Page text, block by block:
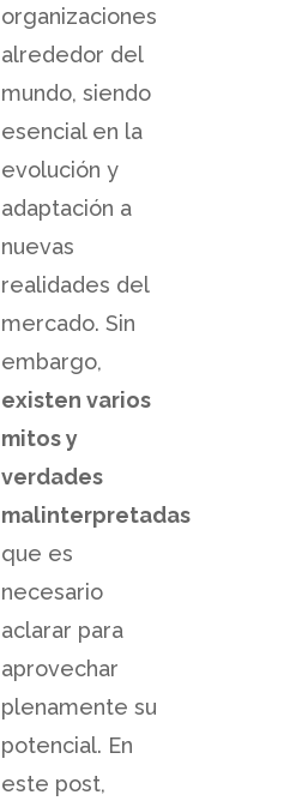
organizaciones
alrededor del
mundo, siendo
esencial en la
evolución y
adaptación a
nuevas
realidades del
mercado. Sin
embargo,
existen varios
mitos y
verdades
malinterpretadas
que es
necesario
aclarar para
aprovechar
plenamente su
potencial. En
este post,